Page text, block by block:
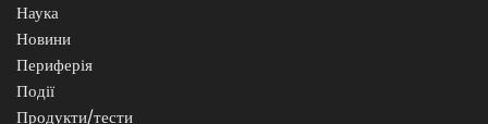
Наука
Новини
Периферія
Події
Продукти/тести